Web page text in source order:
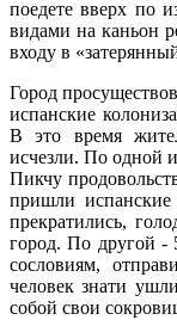
поедете вверх по
видами на каньон
входу в
Город
испанские
В это время
исчезли. По одной
Пикчу
пришли испанские
прекратились,
город. По другой -
сословиям,
человек знати
собой свои